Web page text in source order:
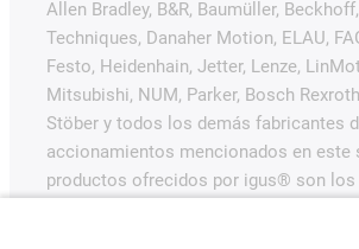
Allen Bradley, B&R, Baumüller,
Techniques, Danaher Motion, ELAU,
Festo, Heidenhain, Jetter, Lenze,
Mitsubishi, NUM, Parker, Bosch
Stöber y todos los demás fabricantes
accionamientos mencionados en este
productos ofrecidos por igus® son